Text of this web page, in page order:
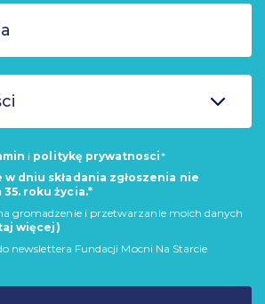
i politykę prywatnosci*
w dniu składania zgłoszenia nie
35. roku życia.*
gromadzenie i przetwarzanie moich danych
więcej)
newslettera Fundacji Mocni Na Starcie